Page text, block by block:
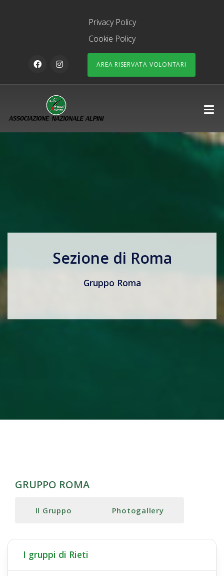
Privacy Policy
Cookie Policy
AREA RISERVATA VOLONTARI
Sezione di Roma
Gruppo Roma
GRUPPO ROMA
Il Gruppo Photogallery
I gruppi di Rieti